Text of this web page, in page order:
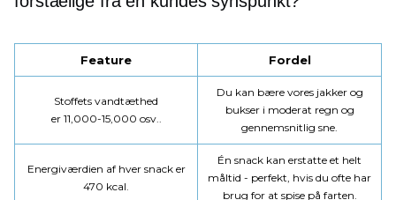
Feature Fordel
Stoffets vandtæthed
er 11,000-15,000 osv..
Du kan bære vores jakker og
bukser i moderat regn og
gennemsnitlig sne.
Energiværdien af ​​hver snack er
470 kcal.
Én snack kan erstatte et helt
måltid - perfekt, hvis du ofte har
brug for at spise på farten.